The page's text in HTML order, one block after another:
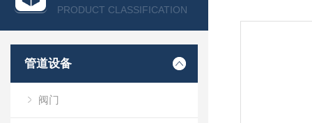
PRODUCT CLASSIFICATION
管道设备
阀门